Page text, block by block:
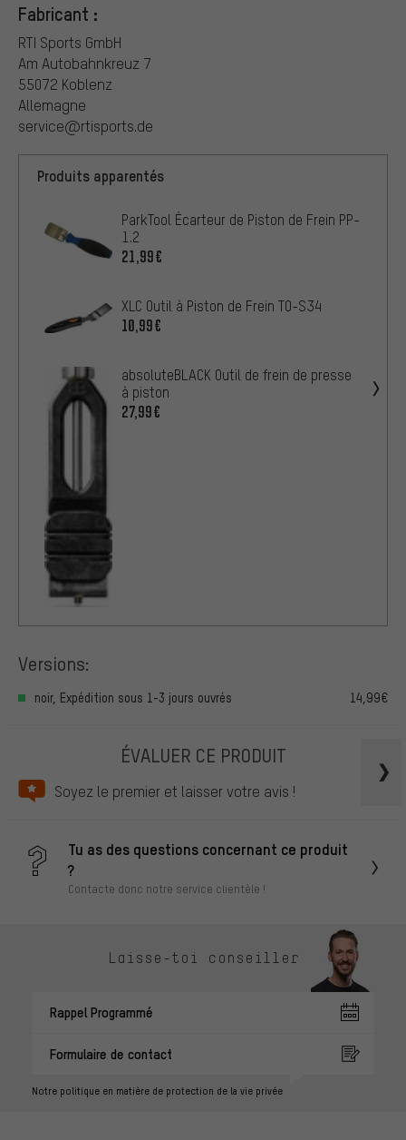
Fabricant :
RTI Sports GmbH
Am Autobahnkreuz 7
55072 Koblenz
Allemagne
service@rtisports.de
Produits apparentés
ParkTool Écarteur de Piston de Frein PP-
1.2
21,99€
XLC Outil à Piston de Frein TO-S34
10,99€
absoluteBLACK Outil de frein de presse
à piston
27,99€
Versions:
noir, Expédition sous 1-3 jours ouvrés 14,99€
ÉVALUER CE PRODUIT
Soyez le premier et laisser votre avis !
Tu as des questions concernant ce produit
?
Contacte donc notre service clientèle !
Laisse-toi conseiller
Rappel Programmé
Formulaire de contact
Notre politique en matière de protection de la vie privée